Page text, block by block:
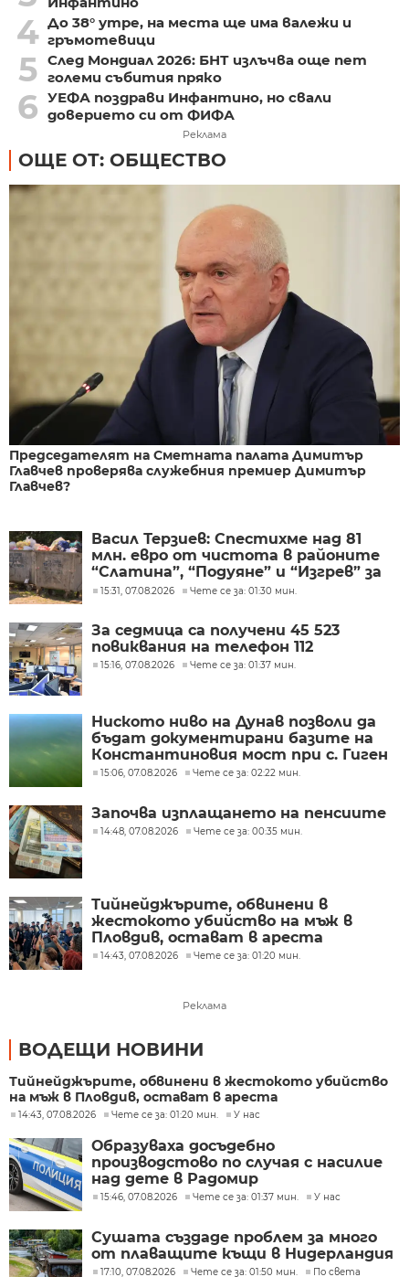
4 До 38° утре, на места ще има валежи и
гръмотевици
5 След Мондиал 2026: БНТ излъчва още пет
големи събития пряко
6 УЕФА поздрави Инфантино, но свали
доверието си от ФИФА
Реклама
ОЩЕ ОТ: ОБЩЕСТВО
Председателят на Сметната палата Димитър
Главчев проверява служебния премиер Димитър
Главчев?
Васил Терзиев: Спестихме над 81
млн. евро от чистота в районите
“Слатина”, “Подуяне” и “Изгрев” за
следващите 5 години
15:31, 07.08.2026 Чете се за: 01:30 мин.
За седмица са получени 45 523
повиквания на телефон 112
15:16, 07.08.2026 Чете се за: 01:37 мин.
Ниското ниво на Дунав позволи да
бъдат документирани базите на
Константиновия мост при с. Гиген
15:06, 07.08.2026 Чете се за: 02:22 мин.
Започва изплащането на пенсиите
14:48, 07.08.2026 Чете се за: 00:35 мин.
Тийнейджърите, обвинени в
жестокото убийство на мъж в
Пловдив, остават в ареста
14:43, 07.08.2026 Чете се за: 01:20 мин.
Реклама
ВОДЕЩИ НОВИНИ
Тийнейджърите, обвинени в жестокото убийство
на мъж в Пловдив, остават в ареста
14:43, 07.08.2026 Чете се за: 01:20 мин. У нас
Образуваха досъдебно
производстово по случая с насилие
над дете в Радомир
15:46, 07.08.2026 Чете се за: 01:37 мин. У нас
Сушата създаде проблем за много
от плаващите къщи в Нидерландия
17:10, 07.08.2026 Чете се за: 01:50 мин. По света